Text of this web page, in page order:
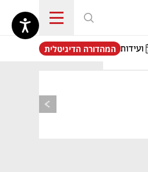
ועידות
נפתח בכרטיסייה חדשה
המהדורה הדיגיטלית